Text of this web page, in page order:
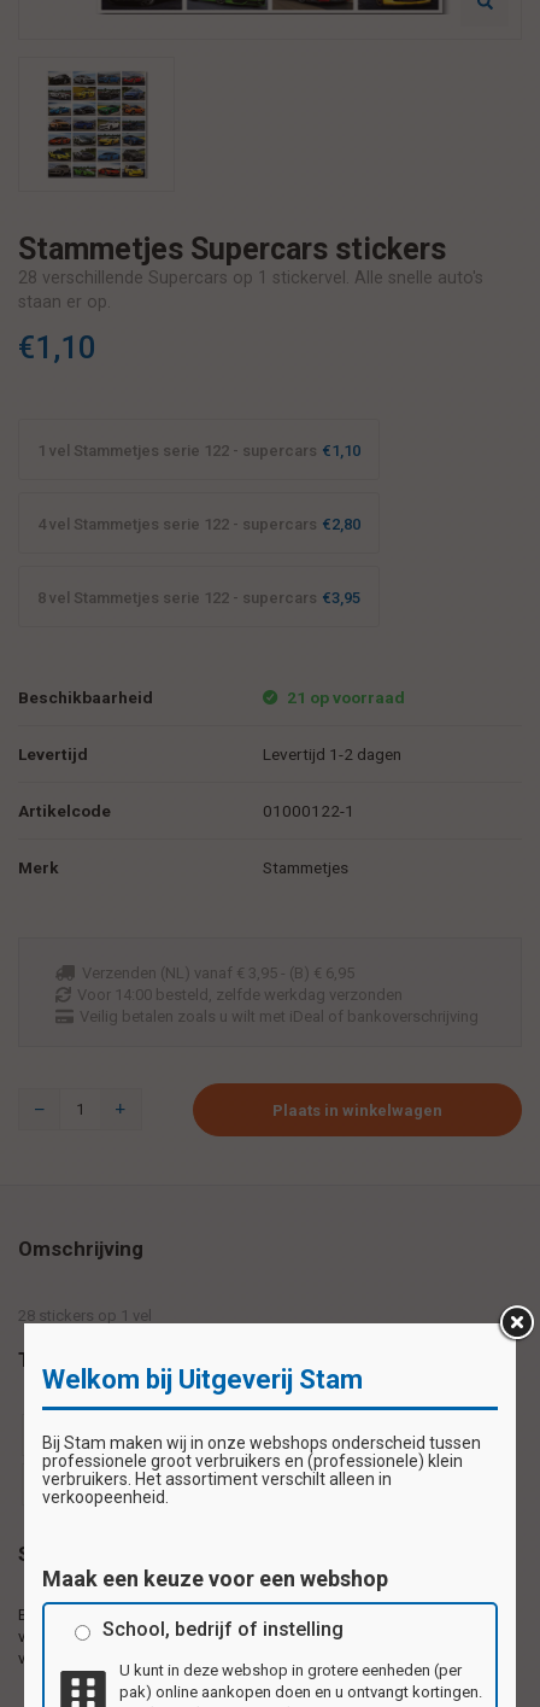
Stammetjes Supercars stickers
28 verschillende Supercars op 1 stickervel. Alle snelle auto's
staan er op.
€1,10
1 vel Stammetjes serie 122 - supercars €1,10
4 vel Stammetjes serie 122 - supercars €2,80
8 vel Stammetjes serie 122 - supercars €3,95
Beschikbaarheid 21 op voorraad
Levertijd Levertijd 1-2 dagen
Artikelcode 01000122-1
Merk Stammetjes
Verzenden (NL) vanaf € 3,95 - (B) € 6,95
Voor 14:00 besteld, zelfde werkdag verzonden
Veilig betalen zoals u wilt met iDeal of bankoverschrijving
Plaats in winkelwagen
Omschrijving
28 stickers op 1 vel
Tags
beloningssticker beloningsstickers schoolsticker
schoolstickers stickervel
Specificaties
Beloningsstickers 28
verschillende motieven per
vel
Zelfklevende plaatjes gedrukt op 1e kwaliteit
Welkom bij Uitgeverij Stam
Bij Stam maken wij in onze webshops onderscheid tussen
professionele groot verbruikers en (professionele) klein
verbruikers. Het assortiment verschilt alleen in
verkoopeenheid.
Maak een keuze voor een webshop
School, bedrijf of instelling
U kunt in deze webshop in grotere eenheden (per
pak) online aankopen doen en u ontvangt kortingen.